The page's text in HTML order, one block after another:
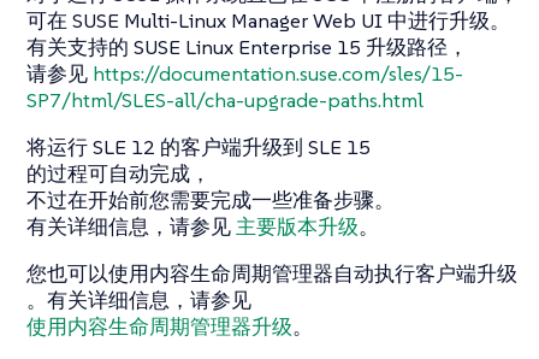
可在 SUSE Multi-Linux Manager Web UI 中进行升级。
有关支持的 SUSE Linux Enterprise 15 升级路径，
请参见 https://documentation.suse.com/sles/15-
SP7/html/SLES-all/cha-upgrade-paths.html
将运行 SLE 12 的客户端升级到 SLE 15
的过程可自动完成，
不过在开始前您需要完成一些准备步骤。
有关详细信息，请参见 主要版本升级。
您也可以使用内容生命周期管理器自动执行客户端升级
。有关详细信息，请参见
使用内容生命周期管理器升级。